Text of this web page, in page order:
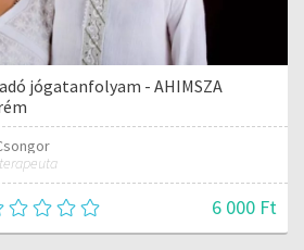
jógatanfolyam - AHIMSZA
6 000 Ft